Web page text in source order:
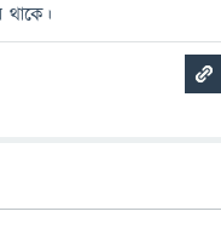
থাকে।